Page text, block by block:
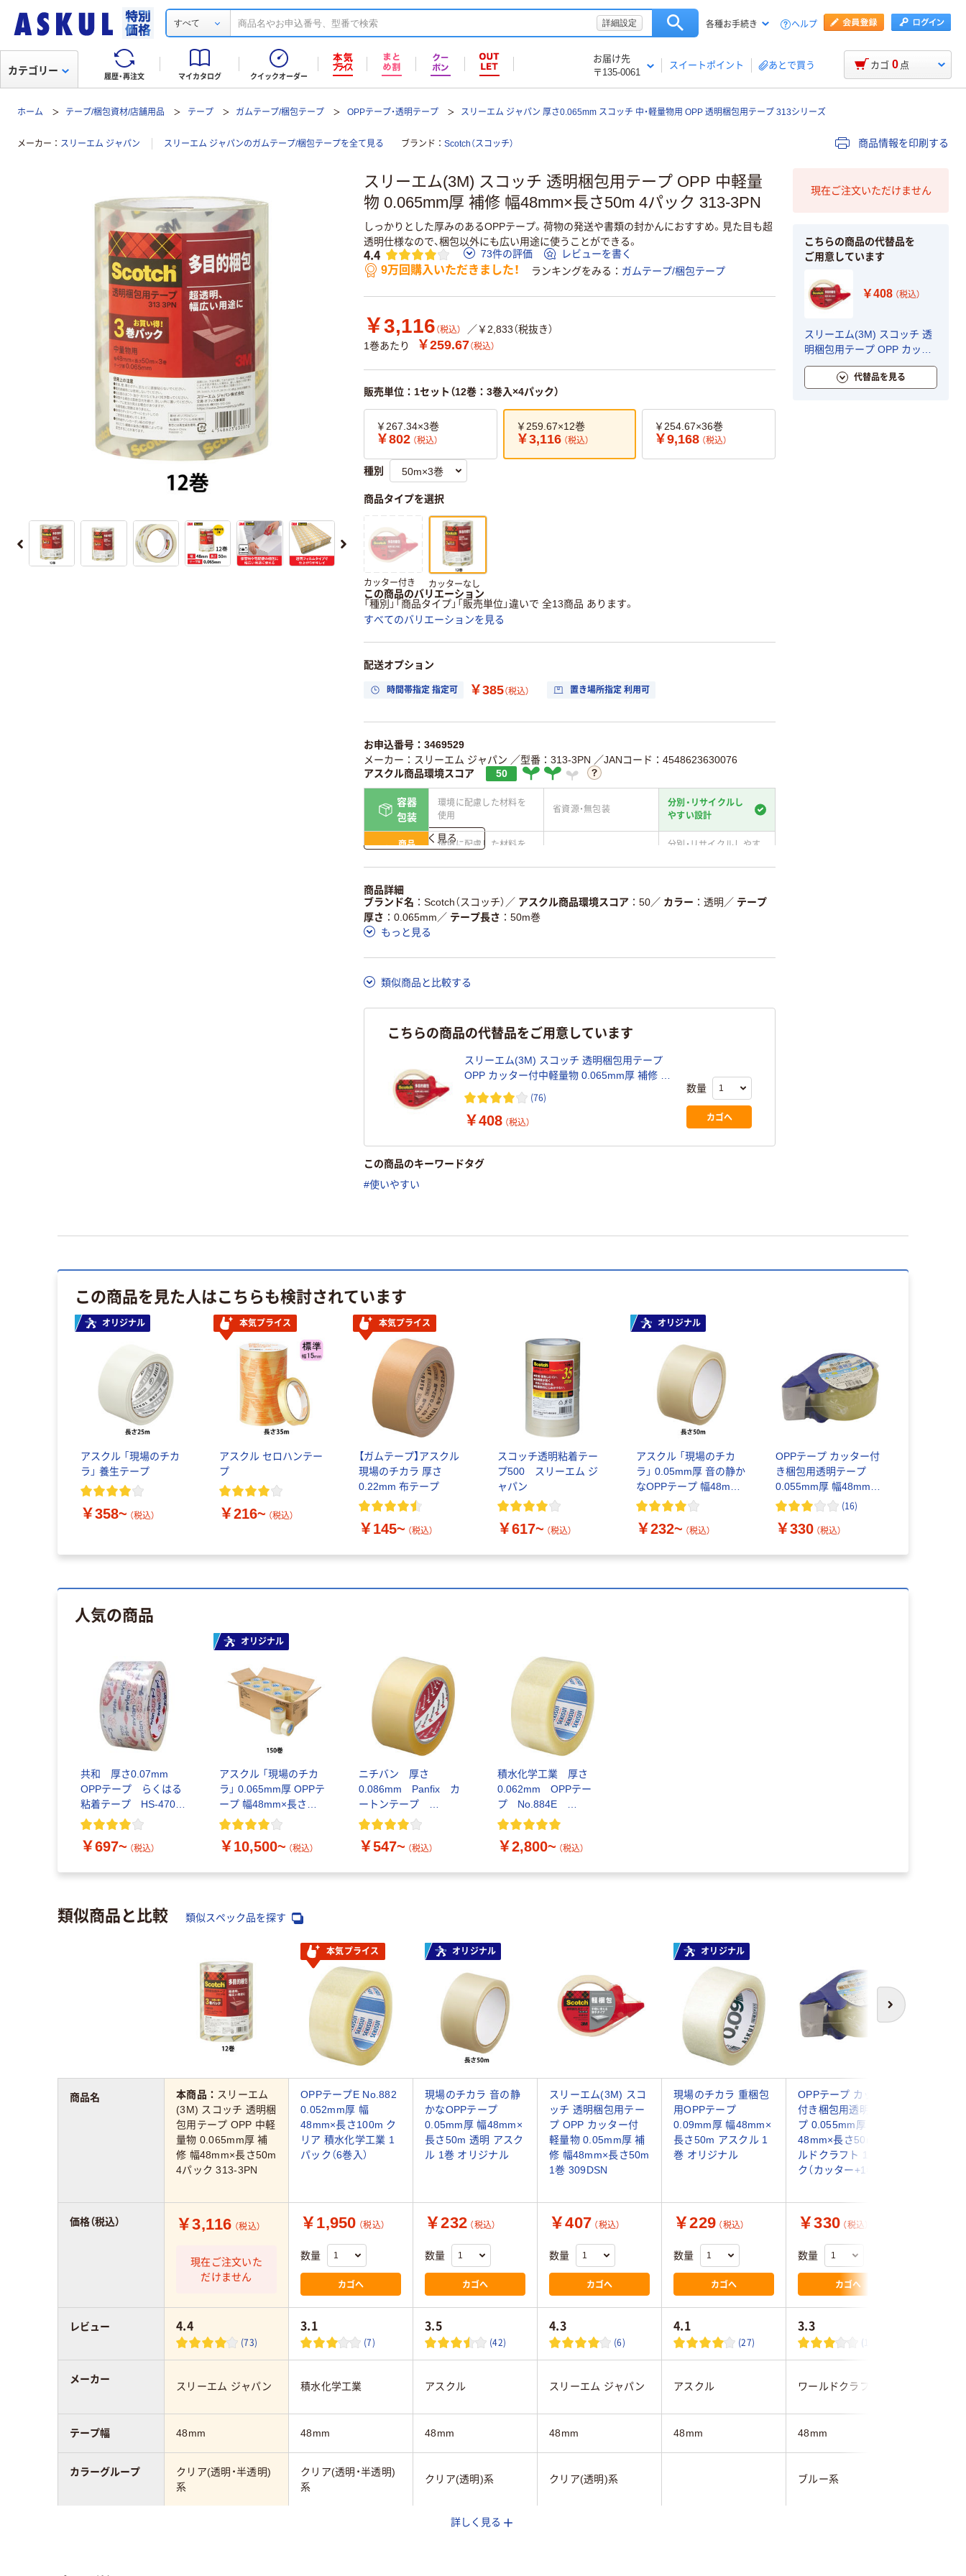
すべて 詳細設定 各種お手続き ヘルプ
履歴・再注文 マイカタログ クイックオーダー
お届け先
〒135-0061
スイートポイント あとで買う
カテゴリー カゴ 0 点
ホーム テープ/梱包資材/店舗用品 テープ ガムテープ/梱包テープ OPPテープ・透明テープ スリーエム ジャパン 厚さ0.065mm スコッチ 中・軽量物用 OPP 透明梱包用テープ 313シリーズ
メーカー スリーエム ジャパン スリーエム ジャパンのガムテープ/梱包テープを全て見る ブランド Scotch（スコッチ） 商品情報を印刷する
スリーエム(3M) スコッチ 透明梱包用テープ OPP 中軽量
物 0.065mm厚 補修 幅48mm×長さ50m 4パック 313-3PN
しっかりとした厚みのあるOPPテープ。荷物の発送や書類の封かんにおすすめ。見た目も超
透明仕様なので、梱包以外にも広い用途に使うことができる。
4.4 73件の評価 レビューを書く
9万回購入いただきました！ ランキングをみる ガムテープ/梱包テープ
￥3,116 （税込）
／￥2,833（税抜き）
1巻あたり
￥259.67（税込）
販売単位：1セット（12巻：3巻入×4パック）
￥267.34×3巻
￥802 （税込）
￥259.67×12巻
￥3,116 （税込）
￥254.67×36巻
￥9,168 （税込）
種別
商品タイプを選択
カッター付き カッターなし
この商品のバリエーション
「種別」「商品タイプ」「販売単位」違いで 全13商品 あります。
すべてのバリエーションを見る
配送オプション
時間帯指定 指定可 ￥385（税込） 置き場所指定 利用可
お申込番号：3469529
メーカー：スリーエム ジャパン ／型番：313-3PN ／JANコード：4548623630076
アスクル商品環境スコア
50
容器
包装
環境に配慮した材料を
使用
省資源・無包装
分別・リサイクルし
やすい設計
商品
環境に配慮した材料を
分別・リサイクルしやす
仕組
ある
ている
削減
この商品の環境配慮ポイントです。詳しくはページ下部の商品詳細「
ア詳細／加点項目
詳しく見る
商品詳細
ブランド名
Scotch（スコッチ） ／ アスクル商品環境スコア 50／ カラー 透明 ／ テープ
厚さ
0.065mm ／ テープ長さ
50m巻
もっと見る
類似商品と比較する
こちらの商品の代替品をご用意しています
スリーエム(3M) スコッチ 透明梱包用テープ
OPP カッター付中軽量物 0.065mm厚 補修 幅
48mm×長さ50m 1巻 313D 1PN
(76)
￥408 （税込）
数量
カゴへ
この商品のキーワードタグ
#使いやすい
現在ご注文いただけません
こちらの商品の代替品を
ご用意しています
￥408 （税込）
スリーエム(3M) スコッチ 透
明梱包用テープ OPP カッタ
ー付中軽量物 0.065mm厚 補
修 幅48mm×長さ50m 1巻
代替品を見る
この商品を見た人はこちらも検討されています
オリジナル
アスクル 「現場のチカ
ラ」 養生テープ
￥358~ （税込）
本気プライス
アスクル セロハンテー
プ
￥216~ （税込）
本気プライス
【ガムテープ】アスクル
現場のチカラ 厚さ
0.22mm 布テープ
￥145~ （税込）
スコッチ透明粘着テー
プ500 スリーエム ジ
ャパン
￥617~ （税込）
オリジナル
アスクル 「現場のチカ
ラ」 0.05mm厚 音の静か
なOPPテープ 幅48mm×
長さ50m・100m
￥232~ （税込）
OPPテープ カッター付
き梱包用透明テープ
0.055mm厚 幅48mm×
長さ50m ワールドクラ
+1巻）
(16)
￥330 （税込）
人気の商品
共和 厚さ0.07mm
OPPテープ らくはる
粘着テープ HS-4700-
A
￥697~ （税込）
オリジナル
アスクル 「現場のチカ
ラ」 0.065mm厚 OPPテ
ープ 幅48mm×長さ
100m 無包装タイプ
￥10,500~ （税込）
ニチバン 厚さ
0.086mm Panfix カ
ートンテープ
No.660PF
￥547~ （税込）
積水化学工業 厚さ
0.062mm OPPテー
プ No.884E
48mm×100m
￥2,800~ （税込）
類似商品と比較 類似スペック品を探す
次へ
本気プライス オリジナル オリジナル
本商品： スリーエム
(3M) スコッチ 透明梱
包用テープ OPP 中軽
量物 0.065mm厚 補
修 幅48mm×長さ50m
4パック 313-3PN
OPPテープE No.882
0.052mm厚 幅
48mm×長さ100m ク
リア 積水化学工業 1
パック（6巻入）
現場のチカラ 音の静
かなOPPテープ
0.05mm厚 幅48mm×
長さ50m 透明 アスク
ル 1巻 オリジナル
スリーエム(3M) スコ
ッチ 透明梱包用テー
プ OPP カッター付
軽量物 0.05mm厚 補
修 幅48mm×長さ50m
1巻 309DSN
現場のチカラ 重梱包
用OPPテープ
0.09mm厚 幅48mm×
長さ50m アスクル 1
巻 オリジナル
OPPテープ カッター
付き梱包用透明テー
プ 0.055mm厚 幅
48mm×長さ50m ワー
ルドクラフト 1パッ
ク（カッター+1巻）
￥3,116 （税込）
現在ご注文いた
だけません
￥1,950 （税込）
数量
カゴへ
￥232 （税込）
数量
カゴへ
￥407 （税込）
数量
カゴへ
￥229 （税込）
数量
カゴへ
￥330 （税込）
数量
カゴへ
4.4
(73)
3.1
(7)
3.5
(42)
4.3
(6)
4.1
(27)
3.3
(16)
スリーエム ジャパン 積水化学工業 アスクル スリーエム ジャパン アスクル ワールドクラフト
48mm 48mm 48mm 48mm 48mm 48mm
クリア(透明・半透明)
系
クリア(透明・半透明)
系
クリア(透明)系 クリア(透明)系 ブルー系
商品名
価格（税込）
レビュー
メーカー
テープ幅
カラーグループ
詳しく見る